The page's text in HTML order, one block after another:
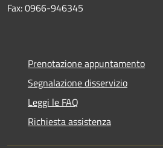
Fax: 0966-946345
Prenotazione appuntamento
Segnalazione disservizio
Leggi le FAQ
Richiesta assistenza